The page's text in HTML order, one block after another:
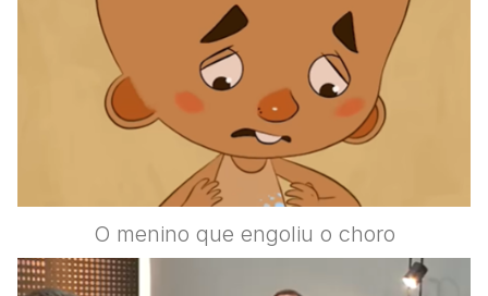
O menino que engoliu o choro